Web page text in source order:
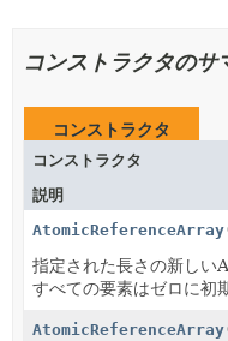
コンストラクタのサ
コンストラクタ
コンストラクタ
説明
AtomicReferenceArray
指定された長さの新し
すべての要素はゼロに初
AtomicReferenceArray